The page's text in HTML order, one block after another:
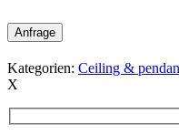
Anfrage
Kategorien: Ceiling &
X